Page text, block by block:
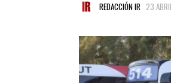
REDACCIÓN IR 23